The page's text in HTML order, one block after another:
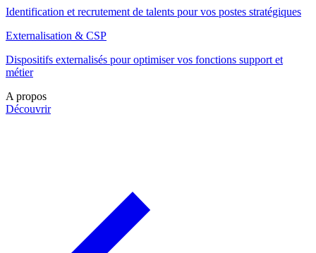
Identification et recrutement de talents pour vos postes stratégiques
Externalisation & CSP
Dispositifs externalisés pour optimiser vos fonctions support et
métier
A propos
Découvrir